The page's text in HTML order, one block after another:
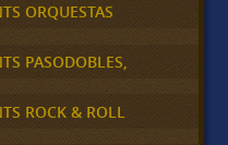
ORQUESTAS
PASODOBLES,
ROCK & ROLL